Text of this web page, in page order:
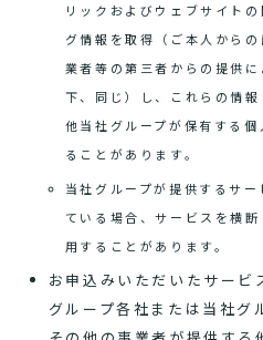
リックおよびウェブサイト
グ情報を取得（ご本人から
業者等の第三者からの提供
下、同じ）し、これらの情
他当社グループが保有する
ることがあります。
当社グループが提供するサ
ている場合、サービスを横
用することがあります。
お申込みいただいたサービ
グループ各社または当社グ